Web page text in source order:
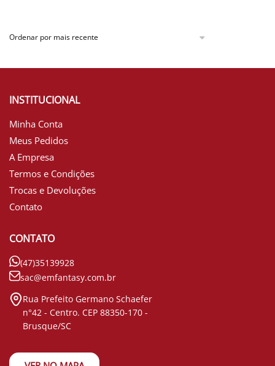
INSTITUCIONAL
Minha Conta
Meus Pedidos
A Empresa
Termos e Condições
Trocas e Devoluções
Contato
CONTATO
(47)35139928
sac@emfantasy.com.br
Rua Prefeito Germano Schaefer
n°42 - Centro. CEP 88350-170 -
Brusque/SC